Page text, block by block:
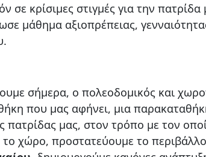
σε κρίσιμες στιγμές για την πατρίδα
μάθημα αξιοπρέπειας,
σήμερα, ο πολεοδομικός και
που μας αφήνει, μια
πατρίδας μας, στον τρόπο με τον
χώρο, προστατεύουμε το